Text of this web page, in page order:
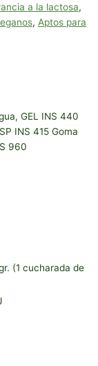
a la lactosa,
, Aptos para
GEL INS 440
INS 415 Goma
960
(1 cucharada de